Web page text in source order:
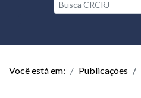
Você está em: Publicações